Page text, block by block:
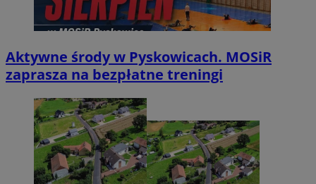
Aktywne środy w Pyskowicach. MOSiR
zaprasza na bezpłatne treningi